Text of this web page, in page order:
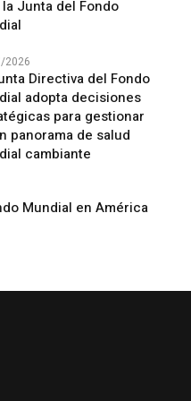
la Junta del Fondo
2026
Directiva del Fondo
adopta decisiones
para gestionar
panorama de salud
cambiante
Mundial en América